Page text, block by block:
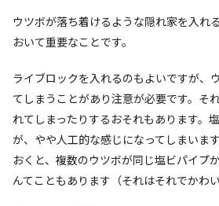
ウツボが落ち着けるような隠れ家を入れ
おいて重要なことです。
ライブロックを入れるのもよいですが、
てしまうことがあり注意が必要です。そ
れてしまったりするおそれもあります。
が、やや人工的な感じになってしまいま
おくと、複数のウツボが同じ塩ビパイプ
んてこともあります（それはそれでかわい